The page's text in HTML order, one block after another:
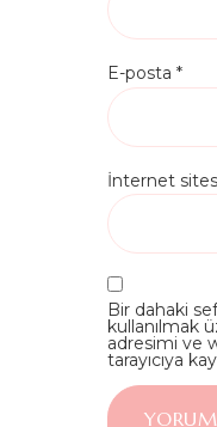
E-posta *
İnternet
Bir dahaki
kullanılmak
adresimi ve
tarayıcıya